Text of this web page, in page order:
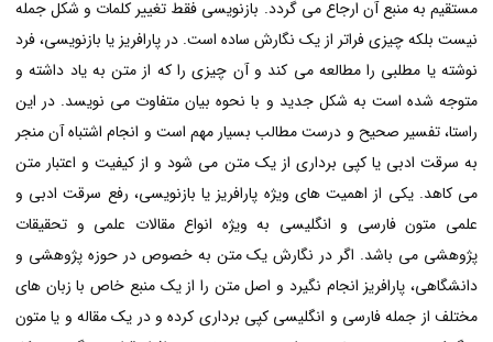
مستقیم به منبع آن ارجاع می گردد. بازنویسی فقط تغییر کلمات و شکل جمله
نیست بلکه چیزی فراتر از یک نگارش ساده است. در پارافریز یا بازنویسی، فرد
نوشته یا مطلبی را مطالعه می کند و آن چیزی را که از متن به یاد داشته و
متوجه شده است به شکل جدید و با نحوه بیان متفاوت می نویسد. در این
راستا، تفسیر صحیح و درست مطالب بسیار مهم است و انجام اشتباه آن منجر
به سرقت ادبی یا کپی برداری از یک متن می شود و از کیفیت و اعتبار متن
می کاهد. یکی از اهمیت های ویژه پارافریز یا بازنویسی، رفع سرقت ادبی و
علمی متون فارسی و انگلیسی به ویژه انواع مقالات علمی و تحقیقات
پژوهشی می باشد. اگر در نگارش یک متن به خصوص در حوزه پژوهشی و
دانشگاهی، پارافریز انجام نگیرد و اصل متن را از یک منبع خاص با زبان های
مختلف از جمله فارسی و انگلیسی کپی برداری کرده و در یک مقاله و یا متون